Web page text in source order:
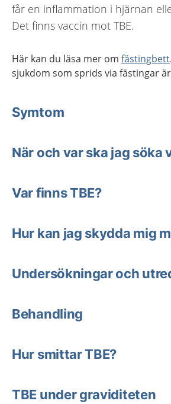
får en inflammation i hjärnan
Det finns vaccin mot TBE.
Här kan du läsa mer om fästingbett
sjukdom som sprids via fästingar är
Symtom
När och var ska jag söka
Var finns TBE?
Hur kan jag skydda mig
Undersökningar och
Behandling
Hur smittar TBE?
TBE under graviditeten